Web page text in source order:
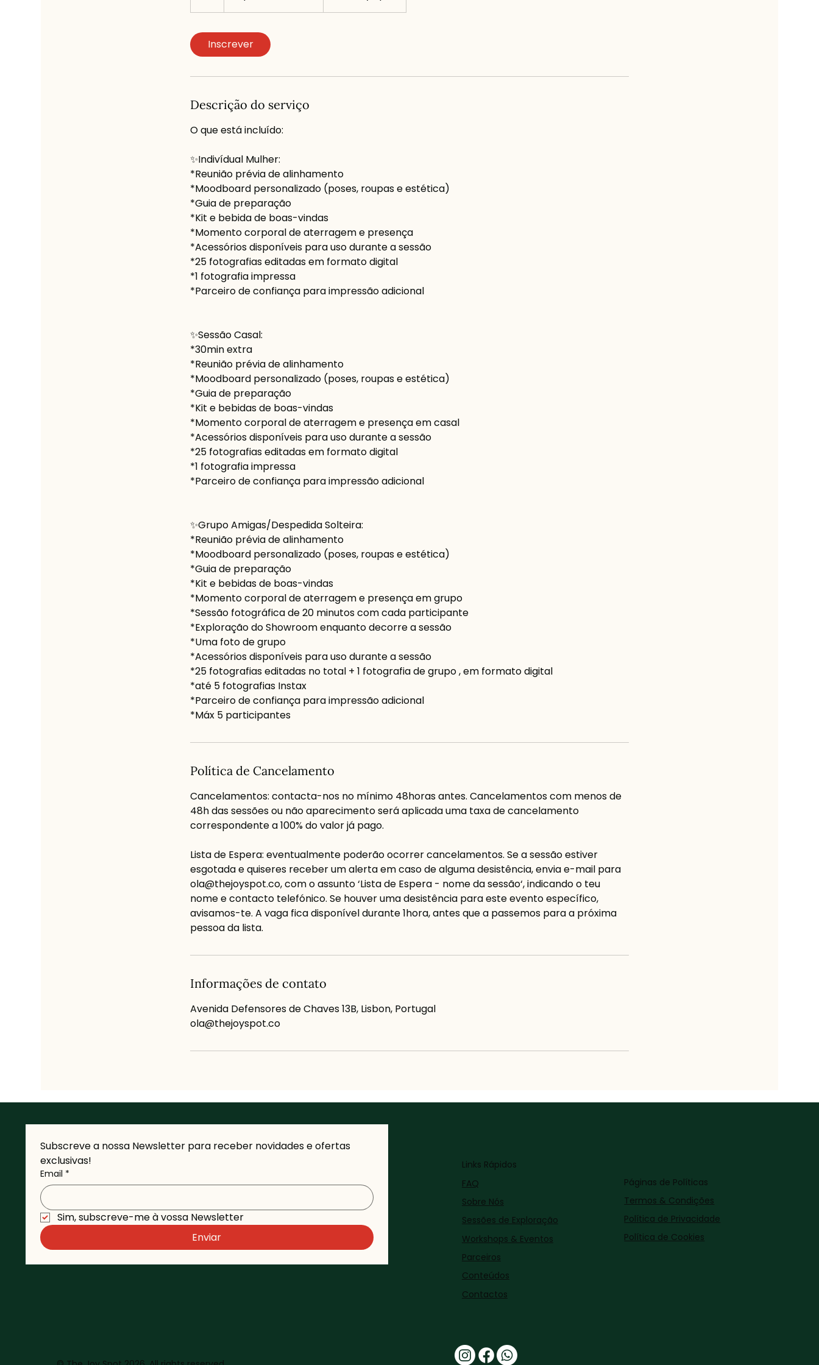
h
Inscrever
Descrição do serviço
O que está incluído:
✨Indivídual Mulher:
*Reunião prévia de alinhamento
*Moodboard personalizado (poses, roupas e estética)
*Guia de preparação
*Kit e bebida de boas-vindas
*Momento corporal de aterragem e presença
*Acessórios disponíveis para uso durante a sessão
*25 fotografias editadas em formato digital
*1 fotografia impressa
*Parceiro de confiança para impressão adicional
✨Sessão Casal:
*30min extra
*Reunião prévia de alinhamento
*Moodboard personalizado (poses, roupas e estética)
*Guia de preparação
*Kit e bebidas de boas-vindas
*Momento corporal de aterragem e presença em casal
*Acessórios disponíveis para uso durante a sessão
*25 fotografias editadas em formato digital
*1 fotografia impressa
*Parceiro de confiança para impressão adicional
✨Grupo Amigas/Despedida Solteira:
*Reunião prévia de alinhamento
*Moodboard personalizado (poses, roupas e estética)
*Guia de preparação
*Kit e bebidas de boas-vindas
*Momento corporal de aterragem e presença em grupo
*Sessão fotográfica de 20 minutos com cada participante
*Exploração do Showroom enquanto decorre a sessão
*Uma foto de grupo
*Acessórios disponíveis para uso durante a sessão
*25 fotografias editadas no total + 1 fotografia de grupo , em formato digital
*até 5 fotografias Instax
*Parceiro de confiança para impressão adicional
Política de Cancelamento
Cancelamentos: contacta-nos no mínimo 48horas antes. Cancelamentos com menos de
48h das sessões ou não aparecimento será aplicada uma taxa de cancelamento
correspondente a 100% do valor já pago.
Lista de Espera: eventualmente poderão ocorrer cancelamentos. Se a sessão estiver
esgotada e quiseres receber um alerta em caso de alguma desistência, envia e-mail para
ola@thejoyspot.co, com o assunto ‘Lista de Espera - nome da sessão‘, indicando o teu
nome e contacto telefónico. Se houver uma desistência para este evento específico,
avisamos-te. A vaga fica disponível durante 1hora, antes que a passemos para a próxima
pessoa da lista.
Informações de contato
Avenida Defensores de Chaves 13B, Lisbon, Portugal
ola@thejoyspot.co
Páginas de Políticas
Termos & Condições
Política de Privacidade
Política de Cookies
Links Rápidos
FAQ
Sobre Nós
Sessões de Exploração
Workshops & Eventos
Parceiros
Conteúdos
Contactos
Subscreve a nossa Newsletter para receber novidades e ofertas
exclusivas!
Email *
Sim, subscreve-me à vossa Newsletter
Enviar